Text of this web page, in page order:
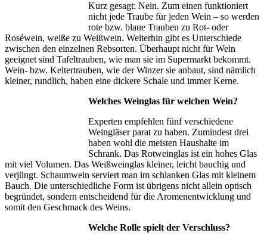
Kurz gesagt: Nein. Zum einen funktioniert
nicht jede Traube für jeden Wein – so werden
rote bzw. blaue Trauben zu Rot- oder
Roséwein, weiße zu Weißwein. Weiterhin gibt es Unterschiede
zwischen den einzelnen Rebsorten. Überhaupt nicht für Wein
geeignet sind Tafeltrauben, wie man sie im Supermarkt bekommt.
Wein- bzw. Keltertrauben, wie der Winzer sie anbaut, sind nämlich
kleiner, rundlich, haben eine dickere Schale und immer Kerne.
Welches Weinglas für welchen Wein?
Experten empfehlen fünf verschiedene
Weingläser parat zu haben. Zumindest drei
haben wohl die meisten Haushalte im
Schrank. Das Rotweinglas ist ein hohes Glas
mit viel Volumen. Das Weißweinglas kleiner, leicht bauchig und
verjüngt. Schaumwein serviert man im schlanken Glas mit kleinem
Bauch. Die unterschiedliche Form ist übrigens nicht allein optisch
begründet, sondern entscheidend für die Aromenentwicklung und
somit den Geschmack des Weins.
Welche Rolle spielt der Verschluss?